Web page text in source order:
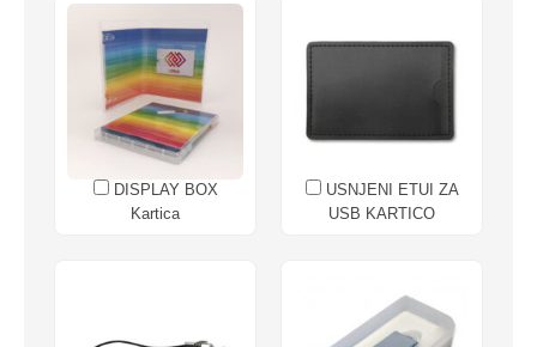
DISPLAY BOX
Kartica
USNJENI ETUI ZA
USB KARTICO